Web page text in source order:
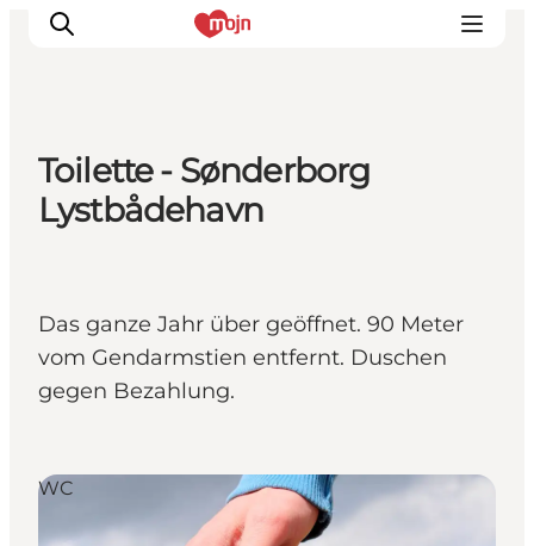
Erlebnisse
Städte und Regionen
Plane deine Reise
Booking
Toilette - Sønderborg
Lystbådehavn
Das ganze Jahr über geöffnet. 90 Meter
vom Gendarmstien entfernt. Duschen
gegen Bezahlung.
WC